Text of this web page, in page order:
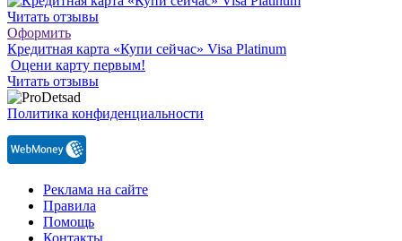
Читать отзывы
Оформить
Кредитная карта «Купи сейчас» Visa Platinum
Оцени карту первым!
Читать отзывы
Политика конфиденциальности
Реклама на сайте
Правила
Помощь
Контакты